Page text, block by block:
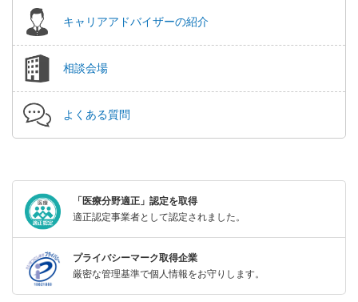
キャリアアドバイザーの紹介
相談会場
よくある質問
「医療分野適正」認定を取得
適正認定事業者として認定されました。
プライバシーマーク取得企業
厳密な管理基準で個人情報をお守りします。